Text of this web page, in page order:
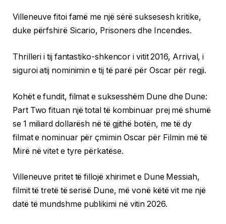
Villeneuve fitoi famë me një sërë suksesesh kritike,
duke përfshirë Sicario, Prisoners dhe Incendies.
Thrilleri i tij fantastiko-shkencor i vitit 2016, Arrival, i
siguroi atij nominimin e tij të parë për Oscar për regji.
Kohët e fundit, filmat e suksesshëm Dune dhe Dune:
Part Two fituan një total të kombinuar prej më shumë
se 1 miliard dollarësh në të gjithë botën, me të dy
filmat e nominuar për çmimin Oscar për Filmin më të
Mirë në vitet e tyre përkatëse.
Villeneuve pritet të fillojë xhirimet e Dune Messiah,
filmit të tretë të serisë Dune, më vonë këtë vit me një
datë të mundshme publikimi në vitin 2026.